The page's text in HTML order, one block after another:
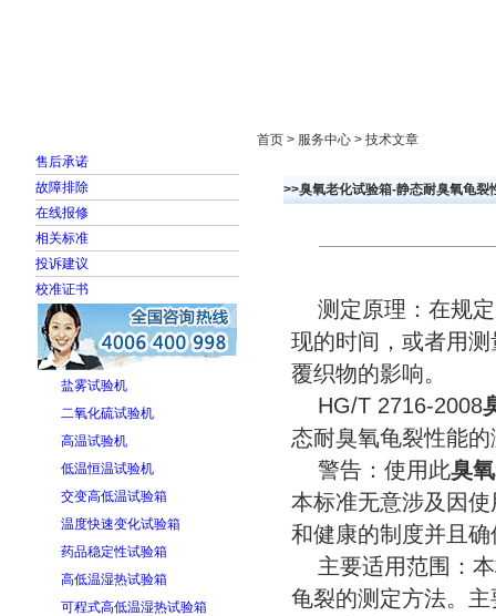
售后承诺
故障排除
在线报修
相关标准
投诉建议
校准证书
盐雾试验机
二氧化硫试验机
高温试验机
低温恒温试验机
交变高低温试验箱
温度快速变化试验箱
药品稳定性试验箱
高低温湿热试验箱
可程式高低温湿热试验箱
首页 > 服务中心 > 技术文章
>>臭氧老化试验箱-静态耐臭氧龟裂
测定原理：在规定
现的时间，或者用
覆织物的影响。
HG/T 2716-2008
态耐臭氧龟裂性能的
警告：使用此臭
本标准无意涉及因
和健康的制度并且
主要适用范围：本
龟裂的测定方法。